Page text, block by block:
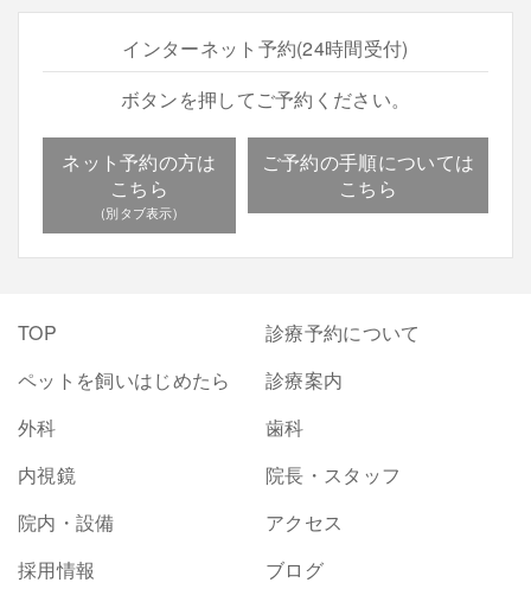
インターネット予約(24時間受付)
ボタンを押してご予約ください。
ネット予約の方は
こちら
ご予約の手順については
こちら
TOP
診療予約について
ペットを飼いはじめたら
診療案内
外科
歯科
内視鏡
院長・スタッフ
院内・設備
アクセス
採用情報
ブログ